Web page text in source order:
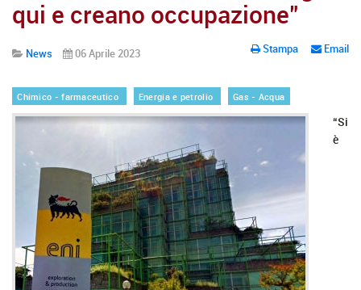
qui e creano occupazione"
Stampa Email
News 06 Aprile 2023
Chimico - farmaceutico Energia e petrolio Gas - Acqua
“Si
è